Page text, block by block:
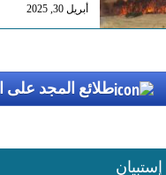
أبريل 30, 2025
طلائع المجد على
إستبيان